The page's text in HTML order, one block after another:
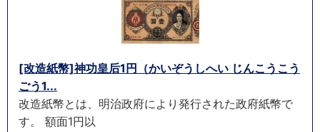
[改造紙幣]神功皇后1円（かいぞうしへい じんこうこう
ごう1...
改造紙幣とは、明治政府により発行された政府紙幣で
す。 額面1円以